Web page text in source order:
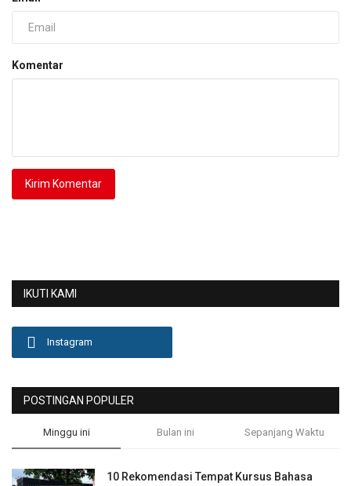
Komentar
Kirim Komentar
IKUTI KAMI
Instagram
POSTINGAN POPULER
Minggu ini Bulan ini Sepanjang Waktu
10 Rekomendasi Tempat Kursus Bahasa